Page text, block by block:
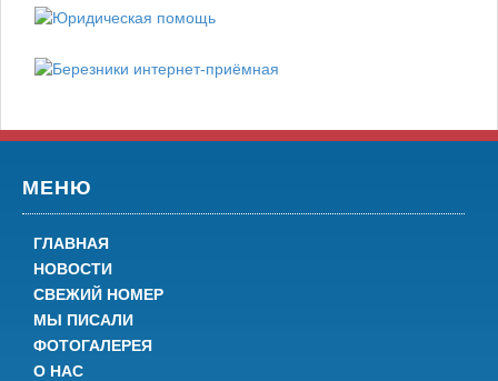
МЕНЮ
ГЛАВНАЯ
НОВОСТИ
СВЕЖИЙ НОМЕР
МЫ ПИСАЛИ
ФОТОГАЛЕРЕЯ
О НАС